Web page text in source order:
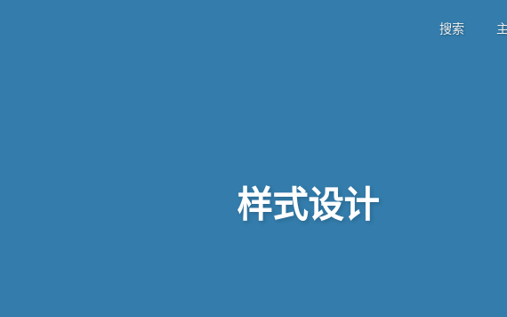
搜索
样式设计